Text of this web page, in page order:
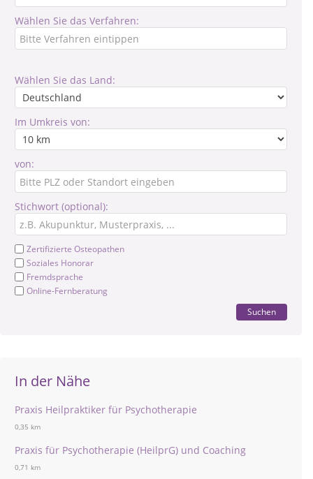
Wählen Sie das Verfahren:
Wählen Sie das Land:
Im Umkreis von:
von:
Stichwort (optional):
Zertifizierte Osteopathen
Soziales Honorar
Fremdsprache
Online-Fernberatung
Suchen
In der Nähe
Praxis Heilpraktiker für Psychotherapie
0,35 km
Praxis für Psychotherapie (HeilprG) und Coaching
0,71 km